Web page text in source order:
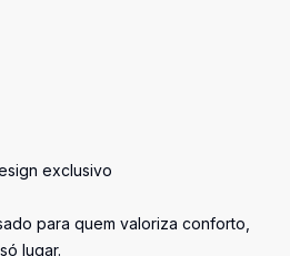
exclusivo
para quem valoriza conforto,
lugar.